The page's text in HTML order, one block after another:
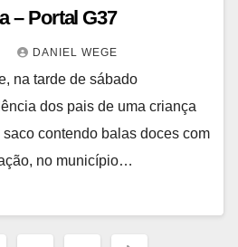
– Portal G37
DANIEL WEGE
na tarde de sábado
dos pais de uma criança
contendo balas doces com
no município…